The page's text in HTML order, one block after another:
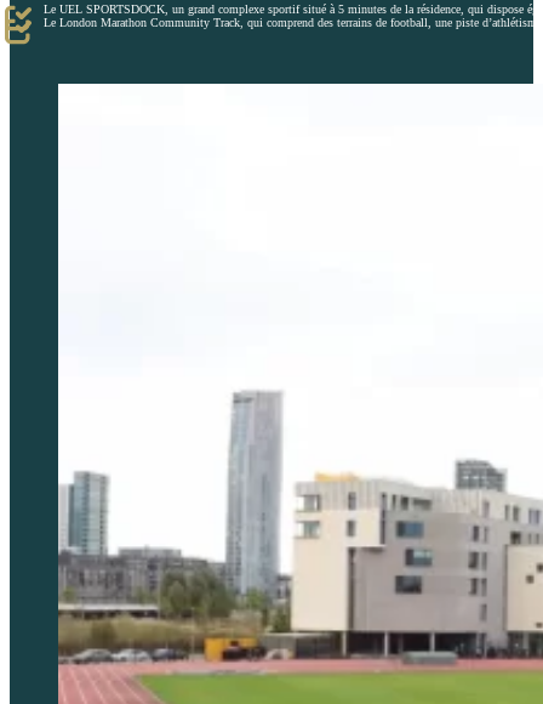
Le UEL SPORTSDOCK, un grand complexe sportif situé à 5 minutes de la résidence, qui dispose
Le London Marathon Community Track, qui comprend des terrains de football, une piste